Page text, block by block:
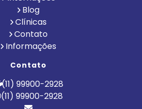
Blog
Clínicas
Contato
Informações
Contato
(11) 99900-2928
(11) 99900-2928